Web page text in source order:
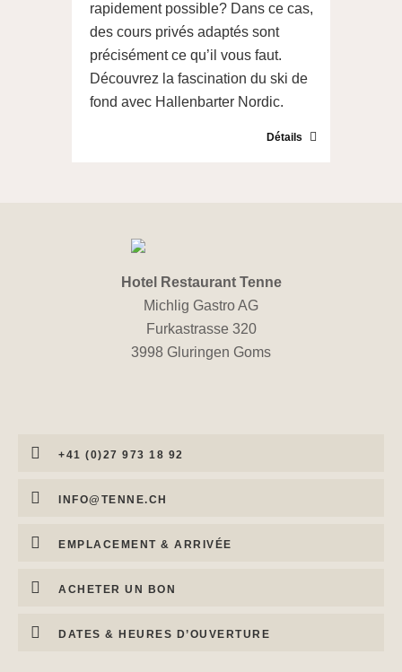
rapidement possible? Dans ce cas,
des cours privés adaptés sont
précisément ce qu’il vous faut.
Découvrez la fascination du ski de
fond avec Hallenbarter Nordic.
Détails
+41 (0)27 973 18 92
INFO@TENNE.CH
EMPLACEMENT & ARRIVÉE
ACHETER UN BON
DATES & HEURES D’OUVERTURE
Hotel Restaurant Tenne
Michlig Gastro AG
Furkastrasse 320
3998 Gluringen Goms